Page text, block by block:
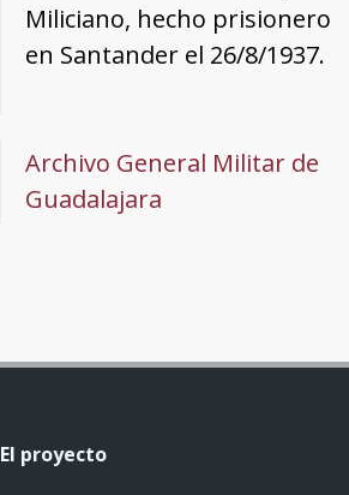
Miliciano, hecho prisionero
en Santander el 26/8/1937.
Archivo General Militar de
Guadalajara
El proyecto